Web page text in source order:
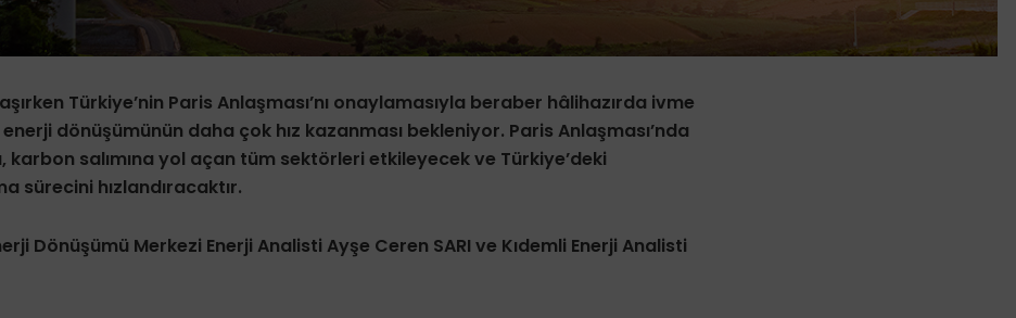
Türkiye’nin Paris Anlaşması’nı onaylamasıyla beraber hâlihazırda ivme
dönüşümünün daha çok hız kazanması bekleniyor. Paris Anlaşması’nda
karbon salımına yol açan tüm sektörleri etkileyecek ve Türkiye’deki
sürecini hızlandıracaktır.
Dönüşümü Merkezi Enerji Analisti Ayşe Ceren SARI ve Kıdemli Enerji Analisti